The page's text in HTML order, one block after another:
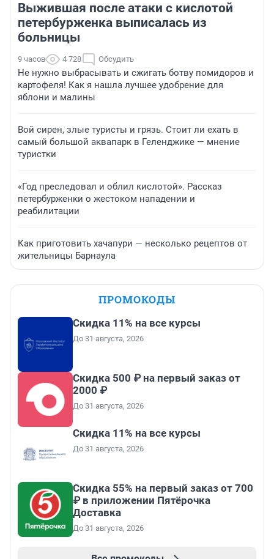
Выжившая после атаки с кислотой
петербурженка выписалась из
больницы
9 часов 4 728 Обсудить
Не нужно выбрасывать и сжигать ботву помидоров и
картофеля! Как я нашла лучшее удобрение для
яблони и малины
Вой сирен, злые туристы и грязь. Стоит ли ехать в
самый большой аквапарк в Геленджике — мнение
туристки
«Год преследовал и облил кислотой». Рассказ
петербурженки о жестоком нападении и
реабилитации
Как приготовить хачапури — несколько рецептов от
жительницы Барнаула
ПРОМОКОДЫ
Скидка 11% на все курсы
До 31 августа, 2026
Скидка 500 ₽ на первый заказ от
2000 ₽
До 31 августа, 2026
Скидка 11% на все курсы
До 31 августа, 2026
Скидка 55% на первый заказ от 700
₽ в приложении Пятёрочка
Доставка
До 31 августа, 2026